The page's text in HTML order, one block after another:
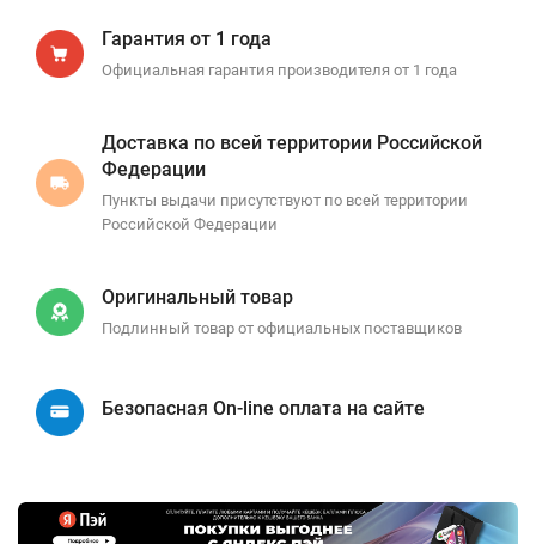
Гарантия от 1 года
Официальная гарантия производителя от 1 года
Доставка по всей территории Российской
Федерации
Пункты выдачи присутствуют по всей территории
Российской Федерации
Оригинальный товар
Подлинный товар от официальных поставщиков
Безопасная On-line оплата на сайте